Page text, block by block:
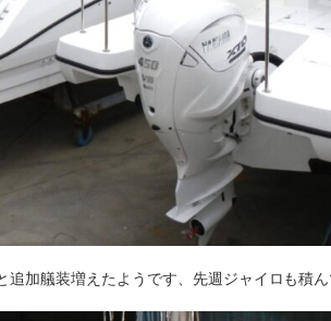
加艤装増えたようです、先週ジャイロも積